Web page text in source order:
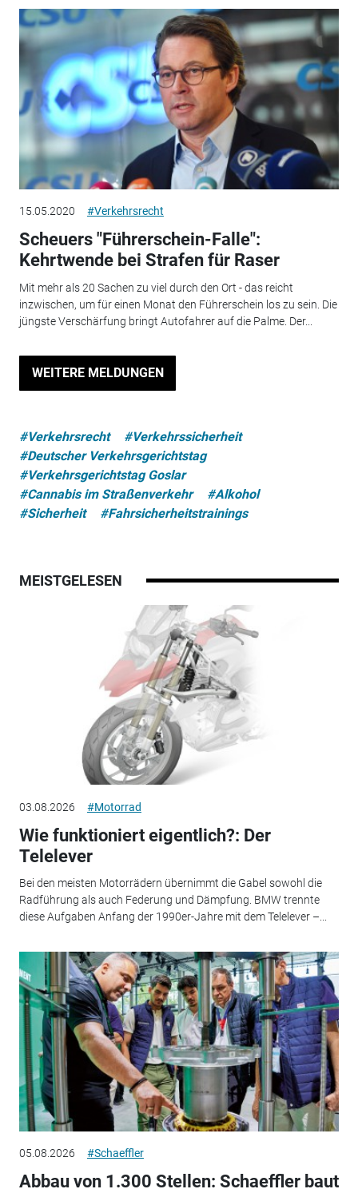
15.05.2020 #Verkehrsrecht
Scheuers "Führerschein-Falle":
Kehrtwende bei Strafen für Raser
Mit mehr als 20 Sachen zu viel durch den Ort - das reicht
inzwischen, um für einen Monat den Führerschein los zu sein. Die
jüngste Verschärfung bringt Autofahrer auf die Palme. Der...
WEITERE MELDUNGEN
#Verkehrsrecht
#Verkehrssicherheit
#Deutscher Verkehrsgerichtstag
#Verkehrsgerichtstag Goslar
#Cannabis im Straßenverkehr
#Alkohol
#Sicherheit
#Fahrsicherheitstrainings
MEISTGELESEN
03.08.2026 #Motorrad
Wie funktioniert eigentlich?: Der
Telelever
Bei den meisten Motorrädern übernimmt die Gabel sowohl die
Radführung als auch Federung und Dämpfung. BMW trennte
diese Aufgaben Anfang der 1990er-Jahre mit dem Telelever –...
05.08.2026 #Schaeffler
Abbau von 1.300 Stellen: Schaeffler baut